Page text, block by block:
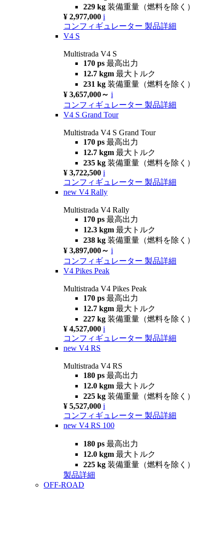
229 kg 装備重量（燃料を除く）
¥ 2,977,000 i
コンフィギュレーター 製品詳細
V4 S
Multistrada V4 S
170 ps 最高出力
12.7 kgm 最大トルク
231 kg 装備重量（燃料を除く）
¥ 3,657,000～ i
コンフィギュレーター 製品詳細
V4 S Grand Tour
Multistrada V4 S Grand Tour
170 ps 最高出力
12.7 kgm 最大トルク
235 kg 装備重量（燃料を除く）
¥ 3,722,500 i
コンフィギュレーター 製品詳細
new V4 Rally
Multistrada V4 Rally
170 ps 最高出力
12.3 kgm 最大トルク
238 kg 装備重量（燃料を除く）
¥ 3,897,000～ i
コンフィギュレーター 製品詳細
V4 Pikes Peak
Multistrada V4 Pikes Peak
170 ps 最高出力
12.7 kgm 最大トルク
227 kg 装備重量（燃料を除く）
¥ 4,527,000 i
コンフィギュレーター 製品詳細
new V4 RS
Multistrada V4 RS
180 ps 最高出力
12.0 kgm 最大トルク
225 kg 装備重量（燃料を除く）
¥ 5,527,000 i
コンフィギュレーター 製品詳細
new V4 RS 100
180 ps 最高出力
12.0 kgm 最大トルク
225 kg 装備重量（燃料を除く）
製品詳細
OFF-ROAD